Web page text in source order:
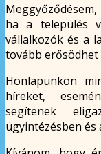
ha a település
vállalkozók és a
tovább erősödhet
Honlapunkon
híreket,
segítenek
ügyintézésben